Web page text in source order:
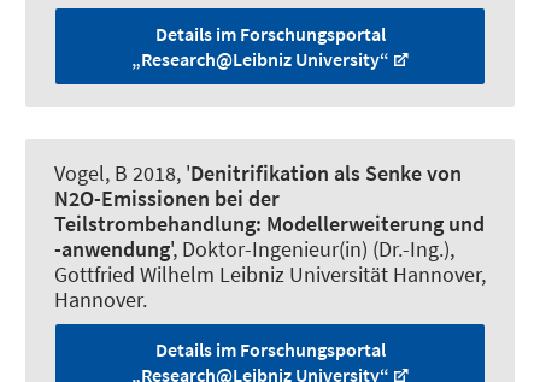
Details im Forschungsportal
„Research@Leibniz University“
Vogel, B 2018, 'Denitrifikation als Senke von
N2O-Emissionen bei der
Teilstrombehandlung: Modellerweiterung und
-anwendung', Doktor-Ingenieur(in) (Dr.-Ing.),
Gottfried Wilhelm Leibniz Universität Hannover,
Hannover.
Details im Forschungsportal
„Research@Leibniz University“